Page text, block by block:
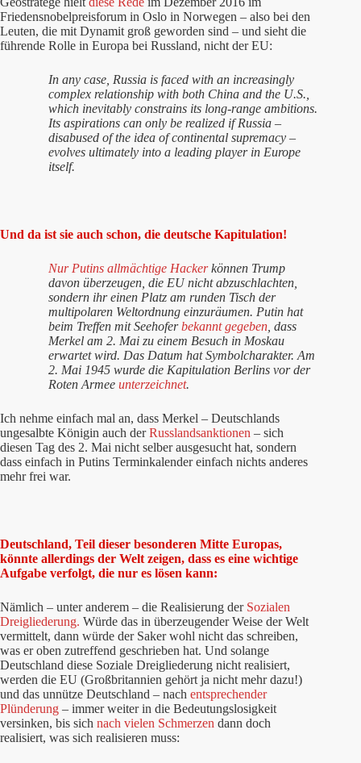
Friedensnobelpreisforum in Oslo in Norwegen – also bei den
Leuten, die mit Dynamit groß geworden sind – und sieht die
führende Rolle in Europa bei Russland, nicht der EU:
In any case, Russia is faced with an increasingly
complex relationship with both China and the U.S.,
which inevitably constrains its long-range ambitions.
Its aspirations can only be realized if Russia –
disabused of the idea of continental supremacy –
evolves ultimately into a leading player in Europe
itself.
Und da ist sie auch schon, die deutsche Kapitulation!
Nur Putins allmächtige Hackerkönnen Trump
davon überzeugen, die EU nicht abzuschlachten,
sondern ihr einen Platz am runden Tisch der
multipolaren Weltordnung einzuräumen. Putin hat
beim Treffen mit Seehoferbekannt gegeben , dass
Merkel am 2. Mai zu einem Besuch in Moskau
erwartet wird. Das Datum hat Symbolcharakter. Am
2. Mai 1945 wurde die Kapitulation Berlins vor der
Roten Armee unterzeichnet.
Ich nehme einfach mal an, dass Merkel – Deutschlands
ungesalbte Königin auch derRusslandsanktionen – sich
diesen Tag des 2. Mai nicht selber ausgesucht hat, sondern
dass einfach in Putins Terminkalender einfach nichts anderes
mehr frei war.
Deutschland, Teil dieser besonderen Mitte Europas,
könnte allerdings der Welt zeigen, dass es eine wichtige
Aufgabe verfolgt, die nur es lösen kann:
Nämlich – unter anderem – die Realisierung der Sozialen
Dreigliederung. Würde das in überzeugender Weise der Welt
vermittelt, dann würde der Saker wohl nicht das schreiben,
was er oben zutreffend geschrieben hat. Und solange
Deutschland diese Soziale Dreigliederung nicht realisiert,
werden die EU (Großbritannien gehört ja nicht mehr dazu!)
und das unnütze Deutschland – nach entsprechender
Plünderung – immer weiter in die Bedeutungslosigkeit
versinken, bis sich nach vielen Schmerzen dann doch
realisiert, was sich realisieren muss: